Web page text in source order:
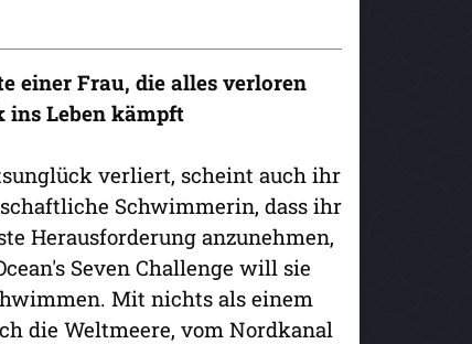
einer Frau, die alles verloren
ins Leben kämpft
verliert, scheint auch ihr
Schwimmerin, dass ihr
Herausforderung anzunehmen,
Seven Challenge will sie
Mit nichts als einem
die Weltmeere, vom Nordkanal